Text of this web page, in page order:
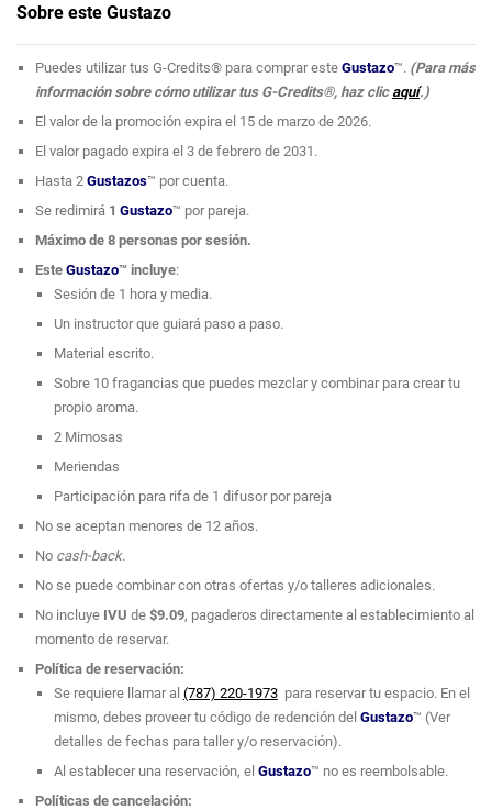
Sobre este Gustazo
Puedes utilizar tus G-Credits® para comprar este Gustazo™. (Para más
información sobre cómo utilizar tus G-Credits®, haz clic aquí.)
El valor de la promoción expira el 15 de marzo de 2026.
El valor pagado expira el 3 de febrero de 2031.
Hasta 2 Gustazos™ por cuenta.
Se redimirá 1 Gustazo™ por pareja.
Máximo de 8 personas por sesión.
Este Gustazo™ incluye:
Sesión de 1 hora y media.
Un instructor que guiará paso a paso.
Material escrito.
Sobre 10 fragancias que puedes mezclar y combinar para crear tu
propio aroma.
2 Mimosas
Meriendas
Participación para rifa de 1 difusor por pareja
No se aceptan menores de 12 años.
No cash-back.
No se puede combinar con otras ofertas y/o talleres adicionales.
No incluye IVU de $9.09, pagaderos directamente al establecimiento al
momento de reservar.
Política de reservación:
Se requiere llamar al (787) 220-1973para reservar tu espacio. En el
mismo, debes proveer tu código de redención del Gustazo™ (Ver
detalles de fechas para taller y/o reservación).
Al establecer una reservación, el Gustazo™ no es reembolsable.
Políticas de cancelación: